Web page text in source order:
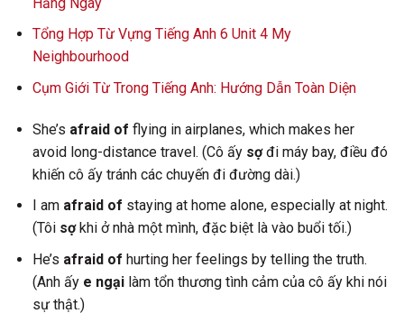
Tổng Hợp Từ Vựng Tiếng Anh 6 Unit 4 My
Neighbourhood
Cụm Giới Từ Trong Tiếng Anh: Hướng Dẫn Toàn Diện
She’s afraid of flying in airplanes, which makes her
avoid long-distance travel. (Cô ấy sợđi máy bay, điều đó
khiến cô ấy tránh các chuyến đi đường dài.)
I am afraid of staying at home alone, especially at night.
(Tôi sợkhi ở nhà một mình, đặc biệt là vào buổi tối.)
He’s afraid of hurting her feelings by telling the truth.
(Anh ấy e ngạilàm tổn thương tình cảm của cô ấy khi nói
sự thật.)